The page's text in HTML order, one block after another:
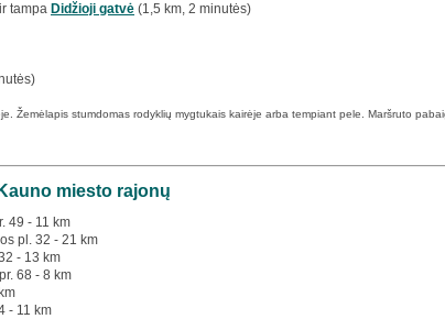
ir tampa Didžioji gatvė (1,5 km, 2 minutės)
Žemėlapis stumdomas rodyklių mygtukais kairėje arba tempiant pele. Maršruto
miesto rajonų
49 - 11 km
pl. 32 - 21 km
- 13 km
68 - 8 km
- 11 km